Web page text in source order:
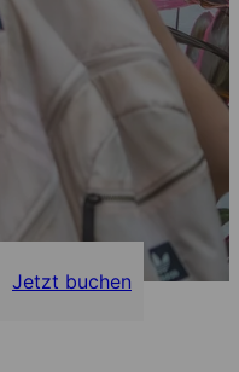
Jetzt buchen